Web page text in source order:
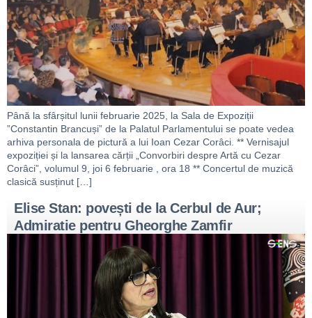
Până la sfârșitul lunii februarie 2025, la Sala de Expoziții
”Constantin Brancuși” de la Palatul Parlamentului se poate vedea
arhiva personala de pictură a lui Ioan Cezar Corâci. ** Vernisajul
expoziției și la lansarea cărții „Convorbiri despre Artă cu Cezar
Corâci”, volumul 9, joi 6 februarie , ora 18 ** Concertul de muzică
clasică susținut […]
Elise Stan: povești de la Cerbul de Aur;
Admiratie pentru Gheorghe Zamfir